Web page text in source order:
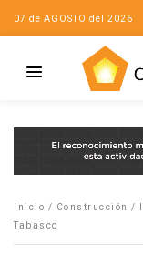
07 de AGOSTO del 2026
Inicio / Construcción /
Tabasco